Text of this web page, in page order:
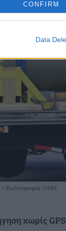
CONFIRM
Data
/ Φωτογραφία USAF
χωρίς GPS